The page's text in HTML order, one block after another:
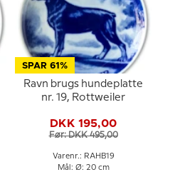
SPAR 61%
Ravn brugs hundeplatte
nr. 19, Rottweiler
DKK 195,00
Før: DKK 495,00
Varenr.: RAHB19
Mål: Ø: 20 cm